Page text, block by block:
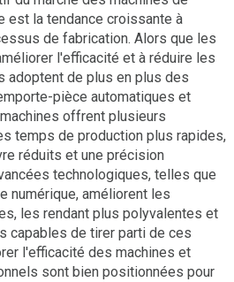
est la tendance croissante à
de fabrication. Alors que les
l'efficacité et à réduire les
adoptent de plus en plus des
pièce automatiques et
offrent plusieurs
temps de production plus rapides,
réduits et une précision
technologiques, telles que
numérique, améliorent les
les rendant plus polyvalentes et
capables de tirer parti de ces
l'efficacité des machines et
sont bien positionnées pour